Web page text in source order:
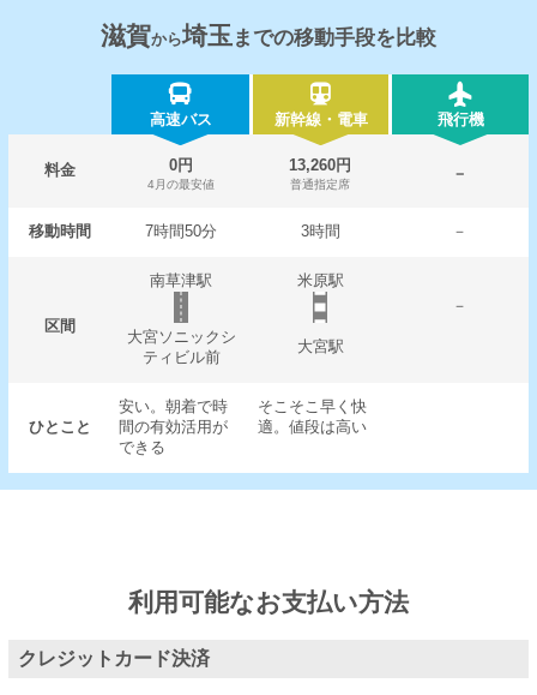
滋賀から埼玉 までの移動手段を比較
高速バス 新幹線・電車 飛行機
料金 0円
4月の最安値
13,260円
普通指定席
－
移動時間 7時間50分 3時間 －
区間
南草津駅
米原駅
－
大宮ソニックシ
ティビル前
大宮駅
ひとこと
安い。朝着で時
間の有効活用が
できる
そこそこ早く快
適。値段は高い
利用可能なお支払い方法
クレジットカード決済